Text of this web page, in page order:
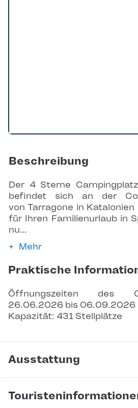
Beschreibung
Der 4 Sterne
befindet sich an der
von Tarragone in
für Ihren Familienurlaub in
nu…
Mehr
Praktische
Öffnungszeiten des
26.06.2026 bis 06.09.2026
Kapazität: 431 Stellplätze
Ausstattung